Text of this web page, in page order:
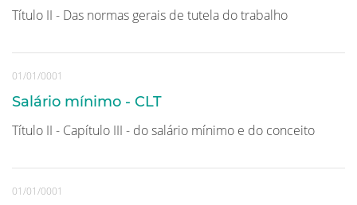
Título II - Das normas gerais de tutela do trabalho
01/01/0001
Salário mínimo - CLT
Título II - Capítulo III - do salário mínimo e do conceito
01/01/0001